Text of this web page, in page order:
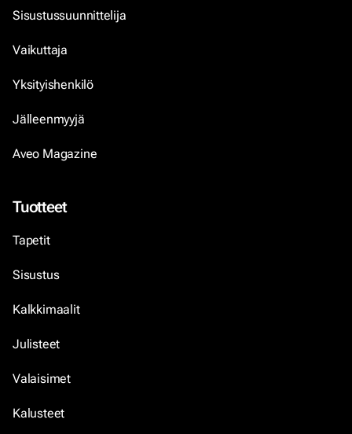
Sisustussuunnittelija
Vaikuttaja
Yksityishenkilö
Jälleenmyyjä
Aveo Magazine
Tuotteet
Tapetit
Sisustus
Kalkkimaalit
Julisteet
Valaisimet
Kalusteet